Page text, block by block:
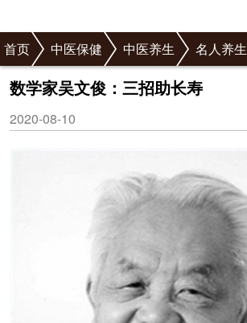
首页 中医保健 中医养生 名人养生
数学家吴文俊：三招助长寿
2020-08-10